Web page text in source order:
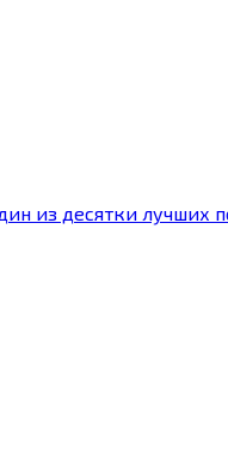
из десятки лучших